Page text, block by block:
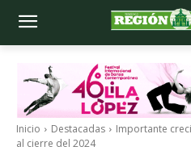
Inicio Destacadas
Importante
al cierre del 2024